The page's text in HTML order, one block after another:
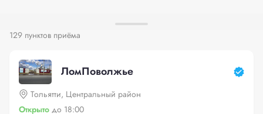
129 пунктов приёма
ЛомПоволжье
Тольятти, Центральный район
Открыто до 18:00